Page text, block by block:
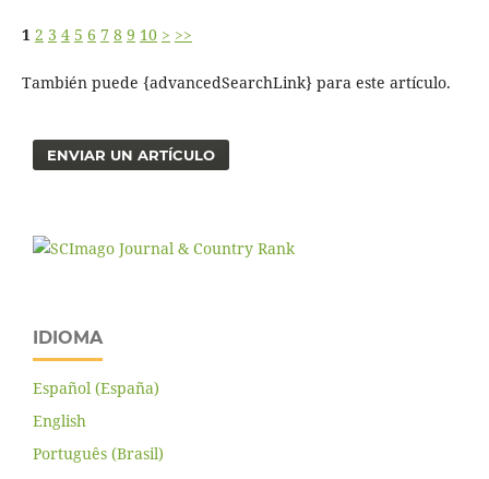
1 2 3 4 5 6 7 8 9 10 > >>
También puede {advancedSearchLink} para este artículo.
ENVIAR UN ARTÍCULO
IDIOMA
Español (España)
English
Português (Brasil)